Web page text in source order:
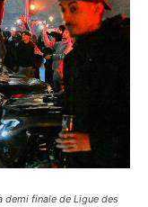
demi finale de Ligue des